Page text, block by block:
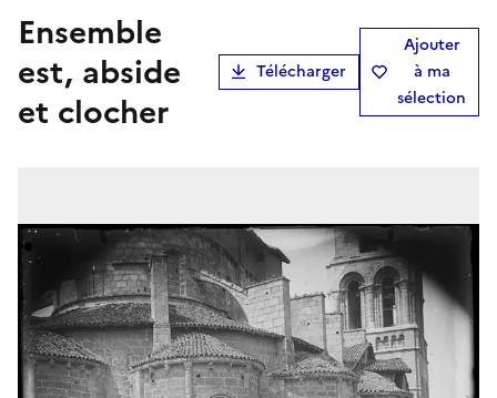
Ensemble
est, abside
et clocher
Télécharger
Ajouter
à ma
sélection